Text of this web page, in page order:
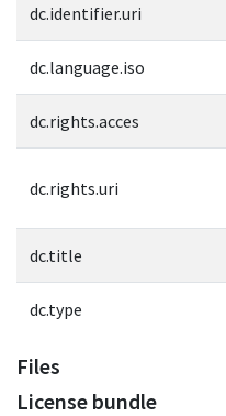
dc.identifier.uri
dc.language.iso
dc.rights.acces
dc.rights.uri
dc.title
dc.type
Files
License bundle